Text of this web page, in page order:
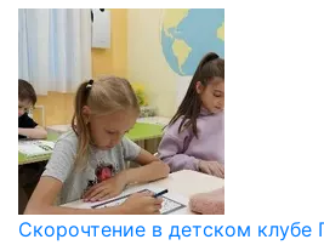
Скорочтение в детском